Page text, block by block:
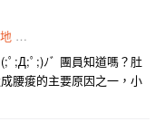
不自主
ﾟ;Д;ﾟ;)ﾉﾞ 團員知道嗎？肚
腰痠的主要原因之一，小